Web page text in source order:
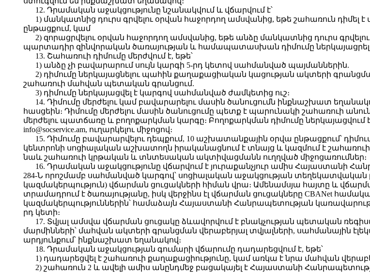
12. Դրամական աջակցությունը նշանակվում և վճարվում է՝
1) մանկատնից դուրս գրվելու օրվան հաջորդող ամսվանից, եթե շահառուն դիմել
ընթացքում, կամ
2) զորացրվելու օրվան հաջորդող ամսվանից, եթե անձը մանկատնից դուրս
պարտադիր զինվորական ծառայության և համապատասխան դիմումը ներկայացրել
13. Շահառուի դիմումը մերժվում է, եթե՝
1) անձը չի բավարարում սույն կարգի 5-րդ կետով սահմանված պայմաններին.
2) դիմումը ներկայացնելու պահին քաղաքացիական կացության ակտերի
շահառուի մահվան պետական գրանցում.
3) դիմումը ներկայացվել է կարգով սահմանված ժամկետից ուշ։
14. Դիմումը մերժելու կամ բավարարելու մասին ծանուցումն ինքնաշխատ
հասցեին։ Դիմումը մերժելու մասին ծանուցումը պետք է պարունակի շահառուի
մերժելու պատճառը և բողոքարկման կարգը։ Բողոքարկման դիմումը
info@socservice.am, ուղարկելու միջոցով։
15. Դիմումը բավարարվելու դեպքում, 10 աշխատանքային օրվա ընթացքում՝
կենտրոնի սոցիալական աշխատողն իրականացնում է տնայց և կազմում է
նաև շահառուի կրթական և տնտեսական ակտիվացմանն ուղղված միջոցառումներ։
16. Դրամական աջակցությունը վճարվում է յուրաքանչյուր ամիս Հայաստանի
284-Ն որոշմամբ սահմանված կարգով՝ սոցիալական աջակցության
կազմակերպություն) վճարման ցուցակների հիման վրա։ Ամենամսյա հայտը և
տրամադրում է ծառայությանը, իսկ վերջինս էլ վճարման ցուցակները CBANet
կազմակերպություններին՝ համաձայն Հայաստանի Հանրապետության
րդ կետի։
17. Տվյալ ամսվա վճարման ցուցակը ձևավորվում է բնակչության պետական
մարմինների՝ մահվան ակտերի գրանցման վերաբերյալ տվյալների, սահմանային
արդյունքում՝ ինքնաշխատ եղանակով։
18. Դրամական աջակցության գումարի վճարումը դադարեցվում է, եթե՝
1) դադարեցվել է շահառուի քաղաքացիությունը, կամ առկա է նրա մահվան
2) շահառուն 2 և ավելի ամիս անընդմեջ բացակայել է Հայաստանի